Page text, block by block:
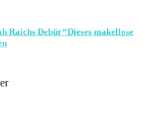
Raichs Debüt “Dieses makellose